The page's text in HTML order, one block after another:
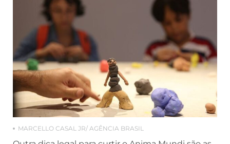
MARCELLO CASAL JR/ AGÊNCIA BRASIL